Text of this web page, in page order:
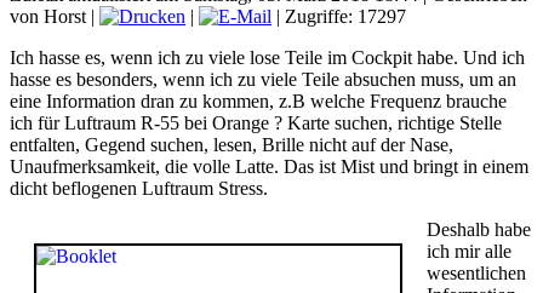
von Horst | |
| Zugriffe: 17297
Ich hasse es, wenn ich zu viele lose Teile im Cockpit habe. Und ich
hasse es besonders, wenn ich zu viele Teile absuchen muss, um an
eine Information dran zu kommen, z.B welche Frequenz brauche
ich für Luftraum R-55 bei Orange ? Karte suchen, richtige Stelle
entfalten, Gegend suchen, lesen, Brille nicht auf der Nase,
Unaufmerksamkeit, die volle Latte. Das ist Mist und bringt in einem
dicht beflogenen Luftraum Stress.
Deshalb habe
ich mir alle
wesentlichen